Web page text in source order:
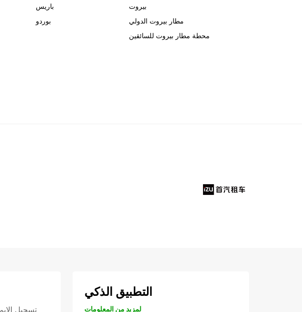
باريس
بوردو
بيروت
مطار بيروت الدولي
محطة مطار بيروت للسائقين
تسجيل
التطبيق الذكي
لمزيد من المعلومات